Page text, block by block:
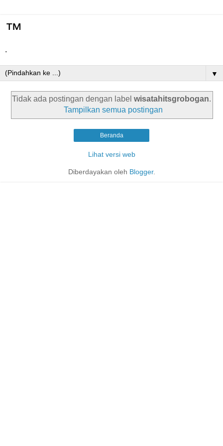
™
.
▼
Tidak ada postingan dengan label wisatahitsgrobogan.
Tampilkan semua postingan
Beranda
Lihat versi web
Diberdayakan oleh Blogger.